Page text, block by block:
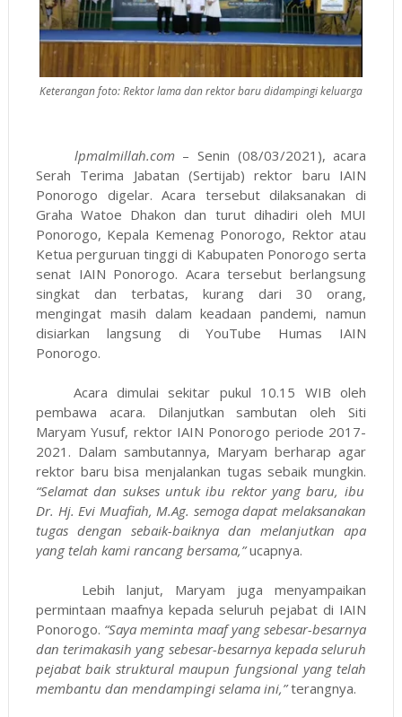
Keterangan foto: Rektor lama dan rektor baru didampingi keluarga
lpmalmillah.com – Senin (08/03/2021), acara
Serah Terima Jabatan (Sertijab) rektor baru IAIN
Ponorogo digelar. Acara tersebut dilaksanakan di
Graha Watoe Dhakon dan turut dihadiri oleh MUI
Ponorogo, Kepala Kemenag Ponorogo, Rektor atau
Ketua perguruan tinggi di Kabupaten Ponorogo serta
senat IAIN Ponorogo. Acara tersebut berlangsung
singkat dan terbatas, kurang dari 30 orang,
mengingat masih dalam keadaan pandemi, namun
disiarkan langsung di YouTube Humas IAIN
Ponorogo.
Acara dimulai sekitar pukul 10.15 WIB oleh
pembawa acara. Dilanjutkan sambutan oleh Siti
Maryam Yusuf, rektor IAIN Ponorogo periode 2017-
2021. Dalam sambutannya, Maryam berharap agar
rektor baru bisa menjalankan tugas sebaik mungkin.
“Selamat dan sukses untuk ibu rektor yang baru, ibu
Dr. Hj. Evi Muafiah, M.Ag. semoga dapat melaksanakan
tugas dengan sebaik-baiknya dan melanjutkan apa
yang telah kami rancang bersama,”ucapnya.
Lebih lanjut, Maryam juga menyampaikan
permintaan maafnya kepada seluruh pejabat di IAIN
Ponorogo. “Saya meminta maaf yang sebesar-besarnya
dan terimakasih yang sebesar-besarnya kepada seluruh
pejabat baik struktural maupun fungsional yang telah
membantu dan mendampingi selama ini,”terangnya.